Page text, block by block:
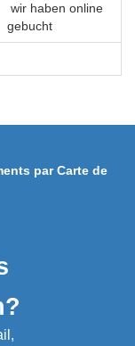
wir haben online
gebucht
par Carte de